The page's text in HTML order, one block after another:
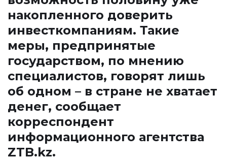
накопленного доверить
инвесткомпаниям. Такие
меры, предпринятые
государством, по мнению
специалистов, говорят лишь
об одном – в стране не хватает
денег, сообщает
корреспондент
информационного агентства
ZTB.kz.